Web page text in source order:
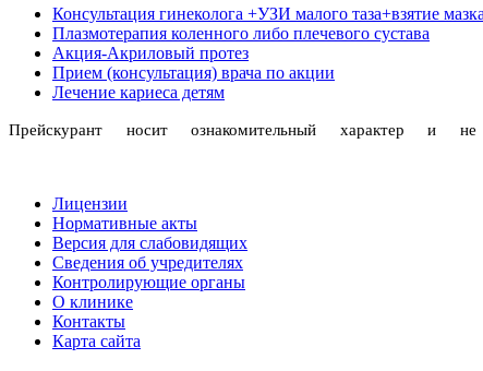
Консультация гинеколога +УЗИ малого таза+взятие мазка
Плазмотерапия коленного либо плечевого сустава
Акция-Акриловый протез
Прием (консультация) врача по акции
Лечение кариеса детям
Прейскурант носит ознакомительный характер
Лицензии
Нормативные акты
Версия для слабовидящих
Сведения об учредителях
Контролирующие органы
О клинике
Контакты
Карта сайта